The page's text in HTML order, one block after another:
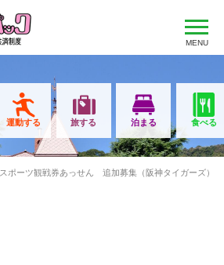
MENU
運動する 旅する 泊まる 食べる
スポーツ観戦券あっせん 追加募集（阪神タイガーズ）